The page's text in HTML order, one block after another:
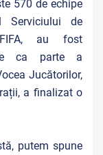
570 de echipe
Serviciului de
au fost
ca parte a
Jucătorilor,
a finalizat o
putem spune